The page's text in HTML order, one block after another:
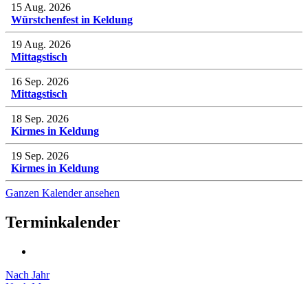
15 Aug. 2026
Würstchenfest in Keldung
19 Aug. 2026
Mittagstisch
16 Sep. 2026
Mittagstisch
18 Sep. 2026
Kirmes in Keldung
19 Sep. 2026
Kirmes in Keldung
Ganzen Kalender ansehen
Terminkalender
Nach Jahr